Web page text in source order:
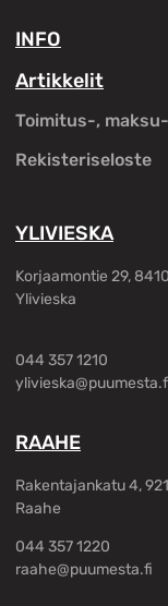
INFO
Artikkelit
Toimitus-,
Rekisteriseloste
YLIVIESKA
Korjaamontie 29,
Ylivieska
044 357 1210
RAAHE
Rakentajankatu 4,
Raahe
044 357 1220
raahe@puumesta.fi